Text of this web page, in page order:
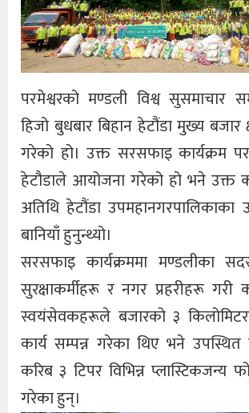
परमेश्वरको मण्डली विश्व सुसमाचार
हिजो बुधबार बिहान हेटौंडा मुख्य बजार
गरेको हो। उक्त सरसफाइ कार्यक्रम
हेटौडाले आयोजना गरेको हो भने उक्त
अतिथि हेटौंडा
बानियाँ हुनुन्थ्यो।
सरसफाइ कार्यक्रममा मण्डलीका
सुरक्षाकर्मीहरू र नगर प्रहरीहरू
स्वयंसेवकहरूले बजारको ३
कार्य सम्पन्न गरेका थिए भने
करिब ३ टिपर विभिन्न प्लास्टिकजन्य
गरेका हुन्।